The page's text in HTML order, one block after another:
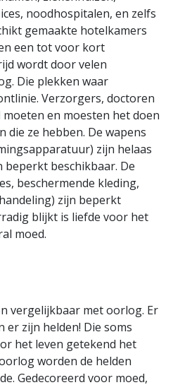
noodhospitalen, en zelfs
gemaakte hotelkamers
een tot voor kort
wordt door velen
Die plekken waar
Verzorgers, doctoren
en moesten het doen
die ze hebben. De wapens
zijn helaas
beschikbaar. De
beschermende kleding,
zijn beperkt
blijkt is liefde voor het
moed.
vergelijkbaar met oorlog. Er
er zijn helden! Die soms
het leven getekend het
worden de helden
Gedecoreerd voor moed,